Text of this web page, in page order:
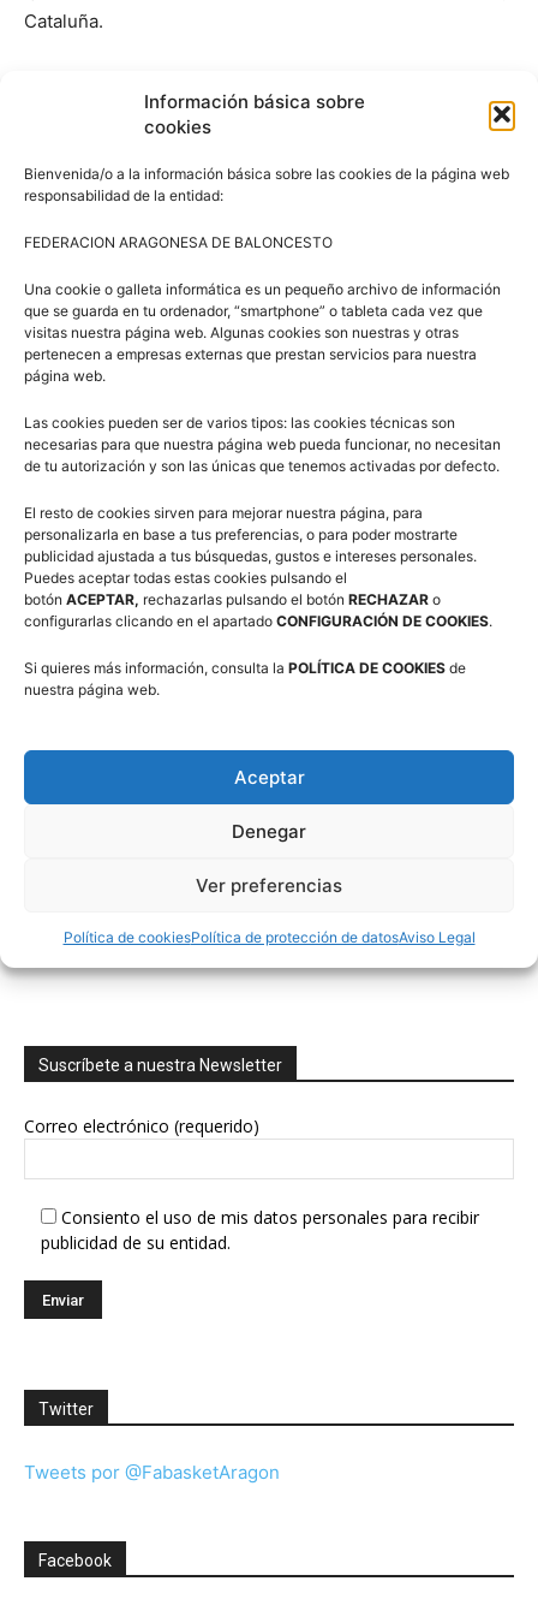
Información básica sobre
cookies
Bienvenida/o a la información básica sobre las cookies de la página web
responsabilidad de la entidad:
FEDERACION ARAGONESA DE BALONCESTO
Una cookie o galleta informática es un pequeño archivo de información
que se guarda en tu ordenador, “smartphone” o tableta cada vez que
visitas nuestra página web. Algunas cookies son nuestras y otras
pertenecen a empresas externas que prestan servicios para nuestra
página web.
Las cookies pueden ser de varios tipos: las cookies técnicas son
necesarias para que nuestra página web pueda funcionar, no necesitan
de tu autorización y son las únicas que tenemos activadas por defecto.
El resto de cookies sirven para mejorar nuestra página, para
personalizarla en base a tus preferencias, o para poder mostrarte
publicidad ajustada a tus búsquedas, gustos e intereses personales.
Puedes aceptar todas estas cookies pulsando el
botón ACEPTAR, rechazarlas pulsando el botón RECHAZAR o
configurarlas clicando en el apartado CONFIGURACIÓN DE COOKIES.
Si quieres más información, consulta la POLÍTICA DE COOKIES de
nuestra página web.
Aceptar
Denegar
Ver preferencias
Política de cookiesPolítica de protección de datosAviso Legal
Cataluña.
Artículos relacionados Más del autor
3×3 Villanúa 2026
Comité de Árbitros (CAAB)
Síguenos en Redes Sociales
Suscríbete a nuestra Newsletter
Correo electrónico (requerido)
Consiento el uso de mis datos personales para recibir
publicidad de su entidad.
Twitter
Tweets por @FabasketAragon
Facebook